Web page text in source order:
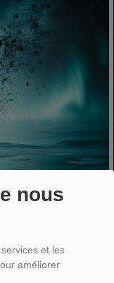
nous
et les
améliorer